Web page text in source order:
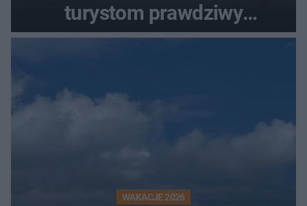
turystom prawdziwy
rollercoaster
WAKACJE 2026